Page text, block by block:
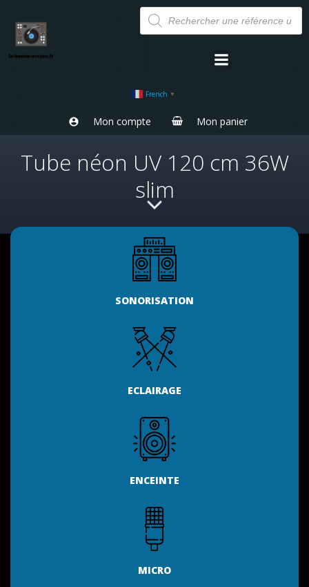
Aller
au
contenu
Recherche
de
produits
French ▼
Mon compte Mon panier
Tube néon UV 120 cm 36W
slim
SONORISATION
ECLAIRAGE
ENCEINTE
MICRO